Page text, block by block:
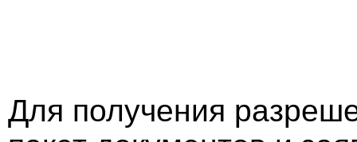
Для получения